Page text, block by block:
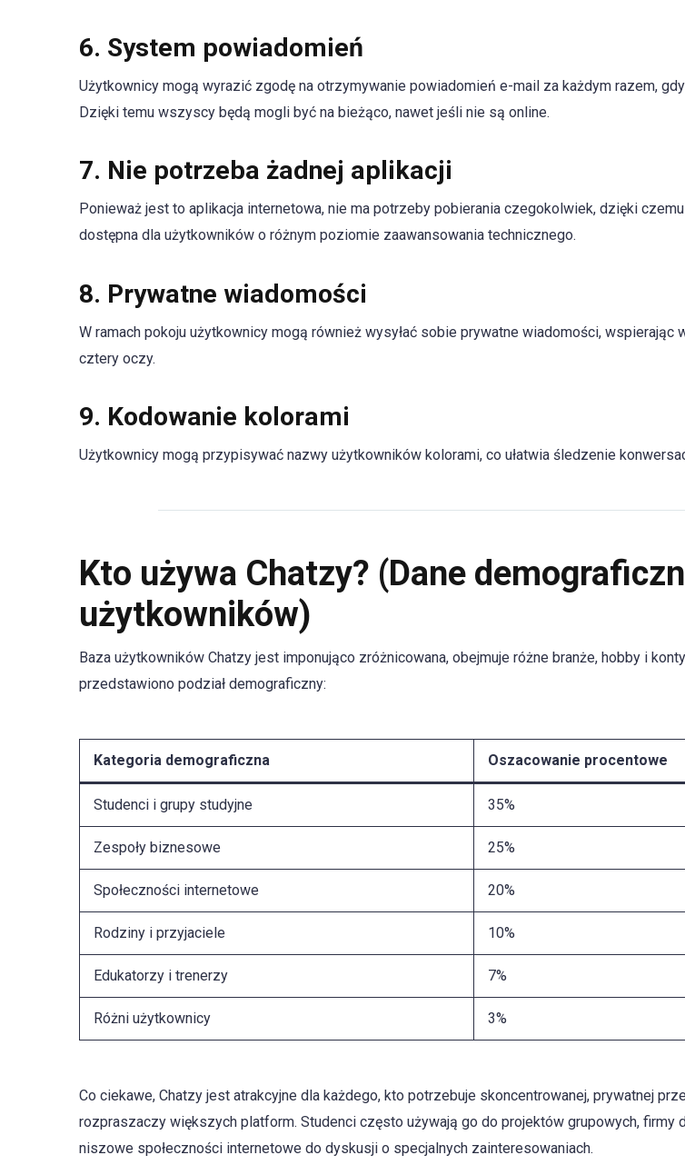
6. System powiadomień
Użytkownicy mogą wyrazić zgodę na otrzymywanie powiadomień e-mail za każdym razem,
Dzięki temu wszyscy będą mogli być na bieżąco, nawet jeśli nie są online.
7. Nie potrzeba żadnej aplikacji
Ponieważ jest to aplikacja internetowa, nie ma potrzeby pobierania czegokolwiek, dzięki
dostępna dla użytkowników o różnym poziomie zaawansowania technicznego.
8. Prywatne wiadomości
W ramach pokoju użytkownicy mogą również wysyłać sobie prywatne wiadomości, wspierając
cztery oczy.
9. Kodowanie kolorami
Użytkownicy mogą przypisywać nazwy użytkowników kolorami, co ułatwia śledzenie
Kto używa Chatzy? (Dane
użytkowników)
Baza użytkowników Chatzy jest imponująco zróżnicowana, obejmuje różne branże, hobby i
przedstawiono podział demograficzny:
Kategoria demograficzna Oszacowanie procentowe
Studenci i grupy studyjne 35%
Zespoły biznesowe 25%
Społeczności internetowe 20%
Rodziny i przyjaciele 10%
Edukatorzy i trenerzy 7%
Różni użytkownicy 3%
Co ciekawe, Chatzy jest atrakcyjne dla każdego, kto potrzebuje skoncentrowanej, prywatnej
rozpraszaczy większych platform. Studenci często używają go do projektów grupowych, firmy
niszowe społeczności internetowe do dyskusji o specjalnych zainteresowaniach.